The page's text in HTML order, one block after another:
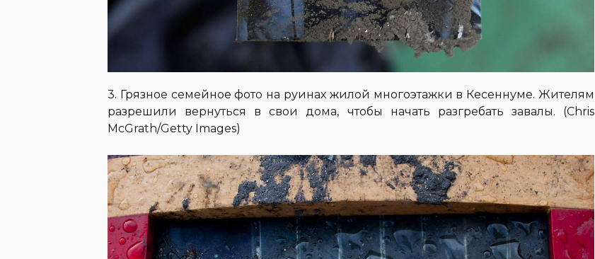
3. Грязное семейное фото на руинах жилой многоэтажки в Кесеннуме. Жителям
разрешили вернуться в свои дома, чтобы начать разгребать завалы. (Chris
McGrath/Getty Images)